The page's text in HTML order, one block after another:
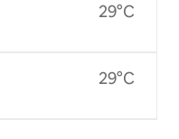
29°C
29°C